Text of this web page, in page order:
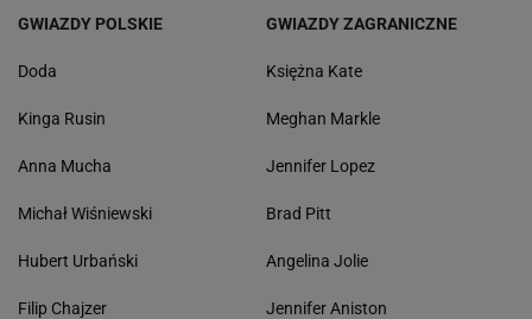
GWIAZDY POLSKIE
Doda
Kinga Rusin
Anna Mucha
Michał Wiśniewski
Hubert Urbański
Filip Chajzer
GWIAZDY ZAGRANICZNE
Księżna Kate
Meghan Markle
Jennifer Lopez
Brad Pitt
Angelina Jolie
Jennifer Aniston